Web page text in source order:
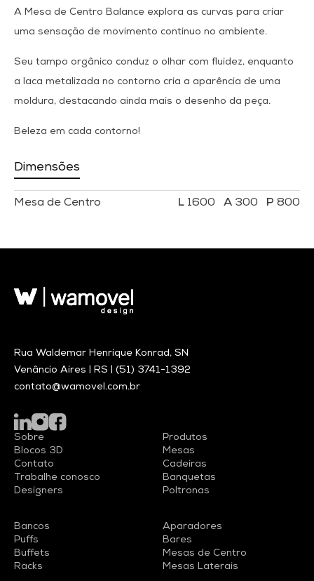
A Mesa de Centro Balance explora as curvas para criar
uma sensação de movimento contínuo no ambiente.
Seu tampo orgânico conduz o olhar com fluidez, enquanto
a laca metalizada no contorno cria a aparência de uma
moldura, destacando ainda mais o desenho da peça.
Beleza em cada contorno!
Dimensões
Mesa de Centro 1600 300 800
Rua Waldemar Henrique Konrad, SN
Venâncio Aires | RS | (51) 3741-1392
contato@wamovel.com.br
Sobre
Blocos 3D
Contato
Trabalhe conosco
Designers
Produtos
Mesas
Cadeiras
Banquetas
Poltronas
Bancos
Puffs
Buffets
Racks
Aparadores
Bares
Mesas de Centro
Mesas Laterais